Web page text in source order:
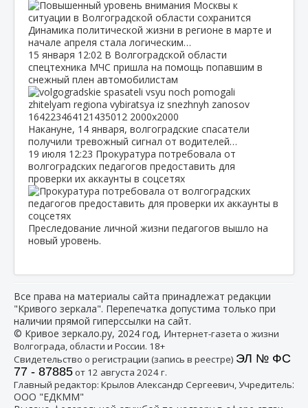
Динамика политической жизни в регионе в марте и
начале апреля стала логическим…
15 января 12:02 В Волгоградской области
спецтехника МЧС пришла на помощь попавшим в
снежный плен автомобилистам
Накануне, 14 января, волгоградские спасатели
получили тревожный сигнал от водителей…
19 июля 12:23 Прокуратура потребовала от
волгоградских педагогов предоставить для
проверки их аккаунты в соцсетях
Преследование личной жизни педагогов вышло на
новый уровень.
Все права на материалы сайта принадлежат редакции
"Кривого зеркала". Перепечатка допустима только при
наличии прямой гиперссылки на сайт.
© Кривое зеркало.ру, 2024 год, Интернет-газета о жизни
Волгограда, области и России. 18+
Свидетельство о регистрации (запись в реестре) ЭЛ № ФС
77 - 87885от 12 августа 2024 г.
Главный редактор: Крылов Александр Сергеевич, Учредитель:
ООО "ЕДКММ"